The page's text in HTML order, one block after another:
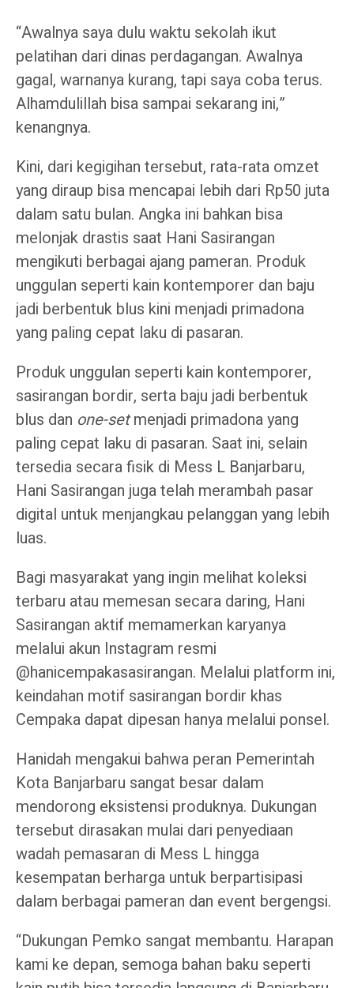
“Awalnya saya dulu waktu sekolah ikut
pelatihan dari dinas perdagangan. Awalnya
gagal, warnanya kurang, tapi saya coba terus.
Alhamdulillah bisa sampai sekarang ini,”
kenangnya.
Kini, dari kegigihan tersebut, rata-rata omzet
yang diraup bisa mencapai lebih dari Rp50 juta
dalam satu bulan. Angka ini bahkan bisa
melonjak drastis saat Hani Sasirangan
mengikuti berbagai ajang pameran. Produk
unggulan seperti kain kontemporer dan baju
jadi berbentuk blus kini menjadi primadona
yang paling cepat laku di pasaran.
Produk unggulan seperti kain kontemporer,
sasirangan bordir, serta baju jadi berbentuk
blus dan one-setmenjadi primadona yang
paling cepat laku di pasaran. Saat ini, selain
tersedia secara fisik di Mess L Banjarbaru,
Hani Sasirangan juga telah merambah pasar
digital untuk menjangkau pelanggan yang lebih
luas.
Bagi masyarakat yang ingin melihat koleksi
terbaru atau memesan secara daring, Hani
Sasirangan aktif memamerkan karyanya
melalui akun Instagram resmi
@hanicempakasasirangan. Melalui platform ini,
keindahan motif sasirangan bordir khas
Cempaka dapat dipesan hanya melalui ponsel.
Hanidah mengakui bahwa peran Pemerintah
Kota Banjarbaru sangat besar dalam
mendorong eksistensi produknya. Dukungan
tersebut dirasakan mulai dari penyediaan
wadah pemasaran di Mess L hingga
kesempatan berharga untuk berpartisipasi
dalam berbagai pameran dan event bergengsi.
“Dukungan Pemko sangat membantu. Harapan
kami ke depan, semoga bahan baku seperti